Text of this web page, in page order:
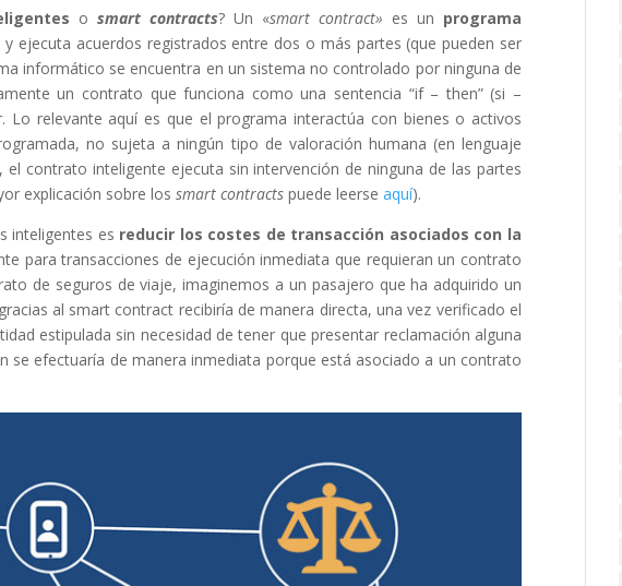
osmart contracts? Un «smart contract» es un programa
ejecuta acuerdos registrados entre dos o más partes (que pueden ser
informático se encuentra en un sistema no controlado por ninguna de
un contrato que funciona como una sentencia “if – then” (si –
Lo relevante aquí es que el programa interactúa con bienes o activos
no sujeta a ningún tipo de valoración humana (en lenguaje
el contrato inteligente ejecuta sin intervención de ninguna de las partes
explicación sobre lossmart contracts puede leerseaquí).
inteligentes es reducir los costes de transacción asociados con la
para transacciones de ejecución inmediata que requieran un contrato
de seguros de viaje, imaginemos a un pasajero que ha adquirido un
al smart contract recibiría de manera directa, una vez verificado el
estipulada sin necesidad de tener que presentar reclamación alguna
se efectuaría de manera inmediata porque está asociado a un contrato